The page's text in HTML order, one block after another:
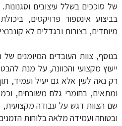
של סוככים בשלל עיצובים
בביצוע אינספור פרויקטים,
מיוחדים, בצורות ובגדלים לא
בנוסף, צוות העובדים המיומנים
ייעוץ מקצועי והכוונה, על מנת
רק נאה לעין אלא גם יעיל ועמיד,
ומתאים, בחומרי גלם משובחים,
שם הצוות דגש על עבודה מקצועית,
ובטוחה ועמידה מלאה בלוחות